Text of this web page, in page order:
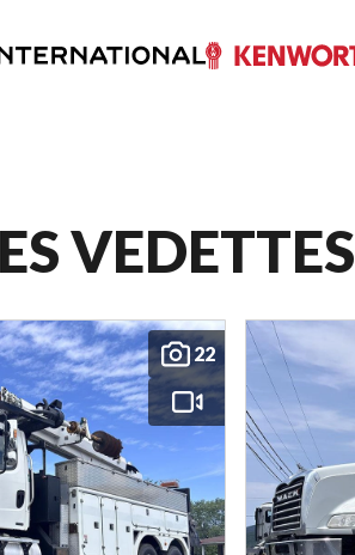
VEDETTES
22